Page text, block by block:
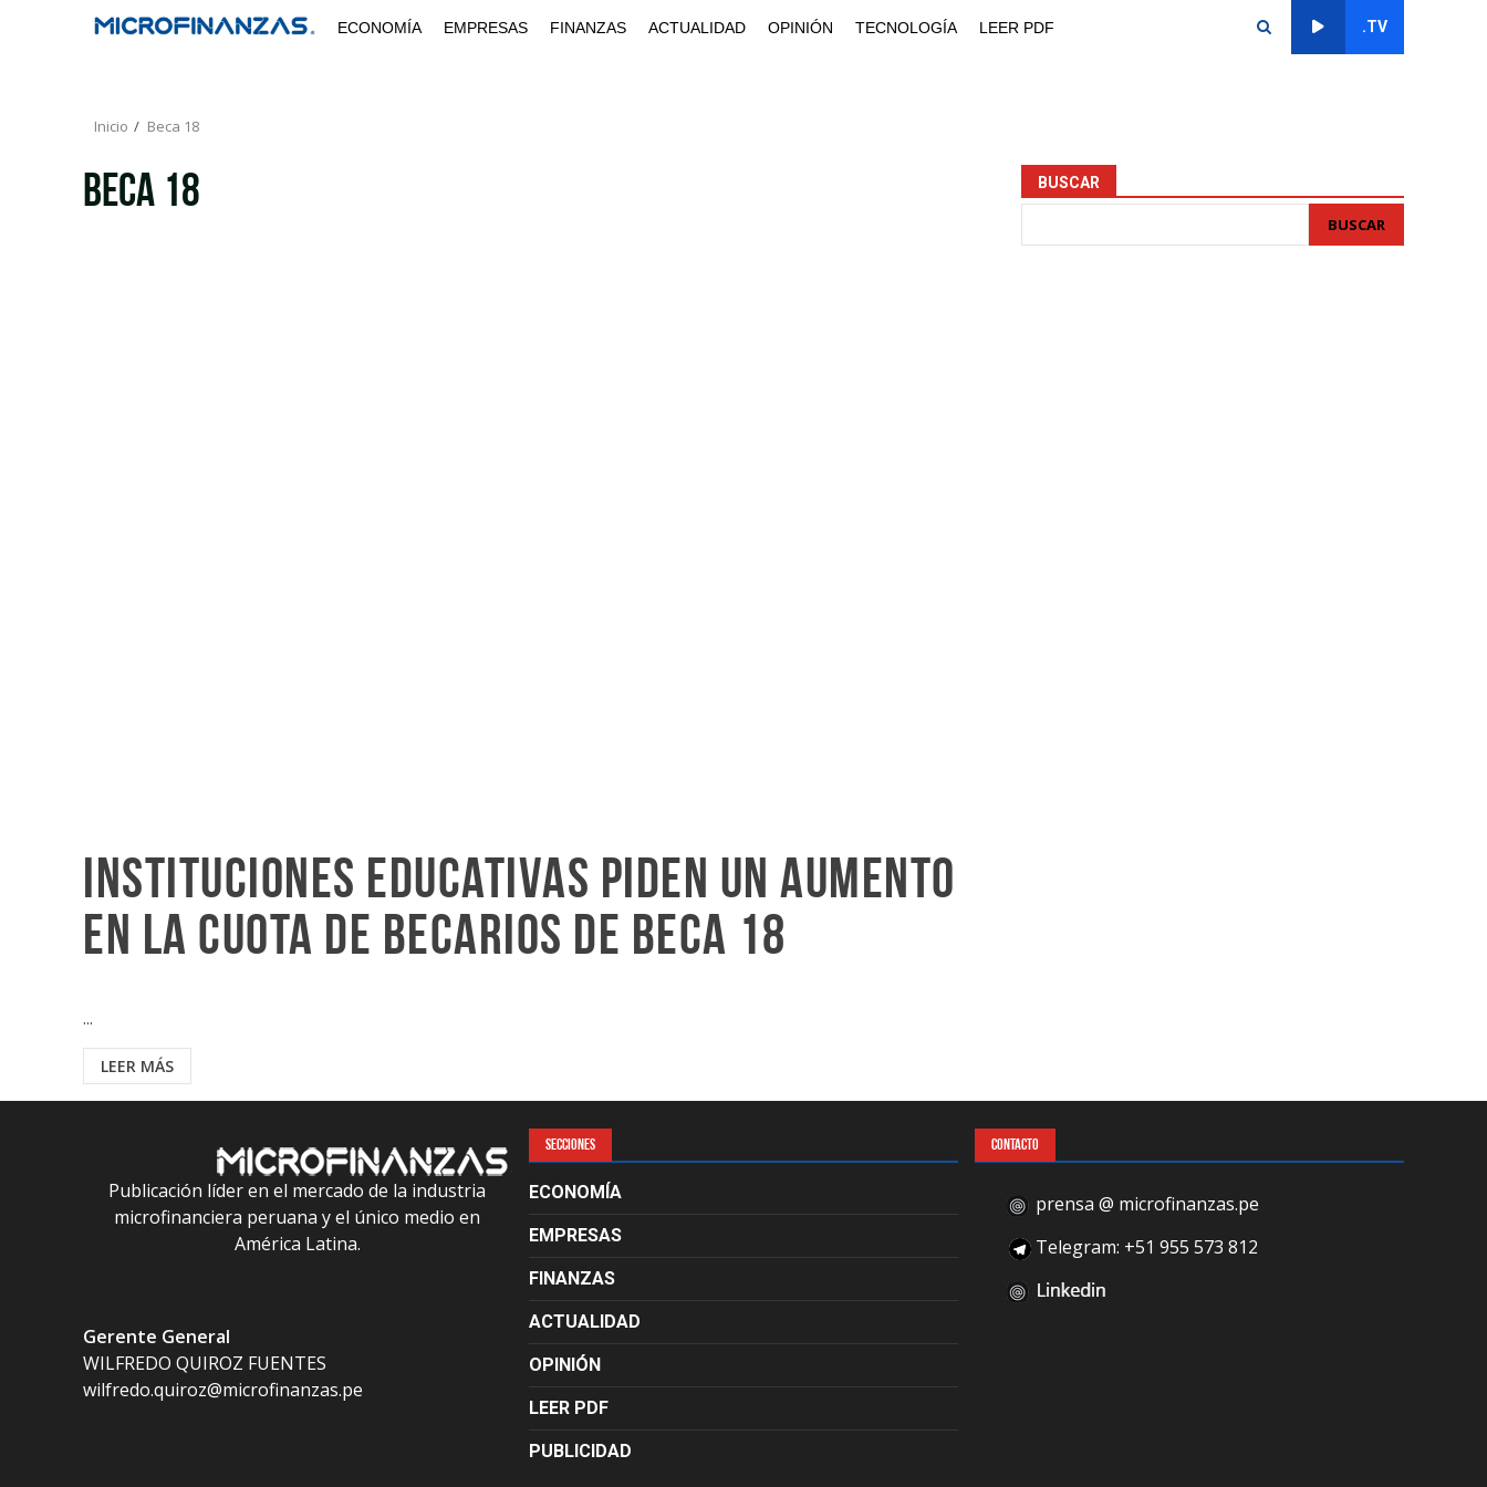
ECONOMÍA EMPRESAS FINANZAS ACTUALIDAD OPINIÓN TECNOLOGÍA LEER PDF .TV
Inicio Beca 18
Beca 18
Instituciones educativas piden un aumento
en la cuota de becarios de Beca 18
...
LEER MÁS
BUSCAR
BUSCAR
Publicación líder en el mercado de la industria
microfinanciera peruana y el único medio en
América Latina.
Gerente General
WILFREDO QUIROZ FUENTES
wilfredo.quiroz@microfinanzas.pe
SECCIONES
ECONOMÍA
EMPRESAS
FINANZAS
ACTUALIDAD
OPINIÓN
LEER PDF
PUBLICIDAD
CONTACTO
prensa @ microfinanzas.pe
Telegram: +51 955 573 812